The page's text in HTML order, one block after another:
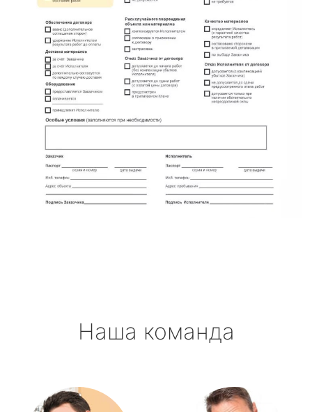
Наша команда